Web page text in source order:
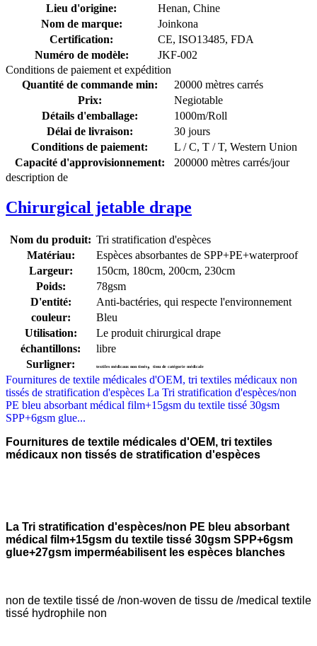
Lieu d'origine:
Henan, Chine
Nom de marque:
Joinkona
Certification:
CE, ISO13485, FDA
Numéro de modèle:
JKF-002
Conditions de paiement et expédition
Quantité de commande min:
20000 mètres carrés
Prix:
Negiotable
Détails d'emballage:
1000m/Roll
Délai de livraison:
30 jours
Conditions de paiement:
L / C, T / T, Western Union
Capacité d'approvisionnement:
200000 mètres carrés/jour
description de
Chirurgical jetable drape
Nom du produit: Tri stratification d'espèces
Matériau:
Espèces absorbantes de SPP+PE+waterproof
Largeur:
150cm, 180cm, 200cm, 230cm
Poids:
78gsm
D'entité:
Anti-bactéries, qui respecte l'environnement
couleur:
Bleu
Utilisation:
Le produit chirurgical drape
échantillons:
libre
Surligner:
textiles médicaux non tissés, tissu de catégorie médicale
Fournitures de textile médicales d'OEM, tri textiles médicaux non
tissés de stratification d'espèces La Tri stratification d'espèces/non
PE bleu absorbant médical film+15gsm du textile tissé 30gsm
SPP+6gsm glue...
Fournitures de textile médicales d'OEM, tri textiles
médicaux non tissés de stratification d'espèces
La Tri stratification d'espèces/non PE bleu absorbant
médical film+15gsm du textile tissé 30gsm SPP+6gsm
glue+27gsm imperméabilisent les espèces blanches
non de textile tissé de /non-woven de tissu de /medical textile
tissé hydrophile non